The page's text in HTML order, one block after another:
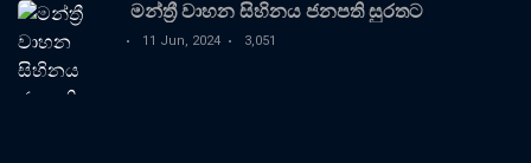
මන්ත්‍රී වාහන සිහිනය ජනපති සුරතට
11 Jun, 2024 3,051